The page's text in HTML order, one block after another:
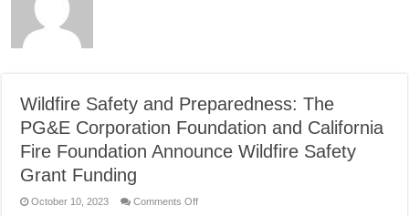
Wildfire Safety and Preparedness: The
PG&E Corporation Foundation and California
Fire Foundation Announce Wildfire Safety
Grant Funding
October 10, 2023 Comments Offon